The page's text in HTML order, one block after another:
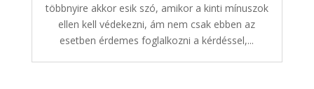
többnyire akkor esik szó, amikor a kinti mínuszok
ellen kell védekezni, ám nem csak ebben az
esetben érdemes foglalkozni a kérdéssel,...